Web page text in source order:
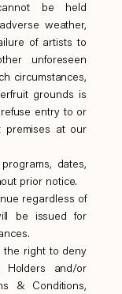
be held
weather,
of artists to
unforeseen
circumstances,
grounds is
entry to or
premises at our
dates,
prior notice.
regardless of
be issued for
the right to deny
and/or
& Conditions,